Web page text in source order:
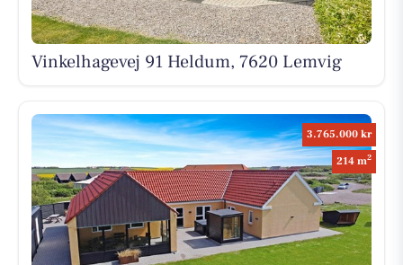
Vinkelhagevej 91 Heldum, 7620 Lemvig
3.765.000 kr
214 m2